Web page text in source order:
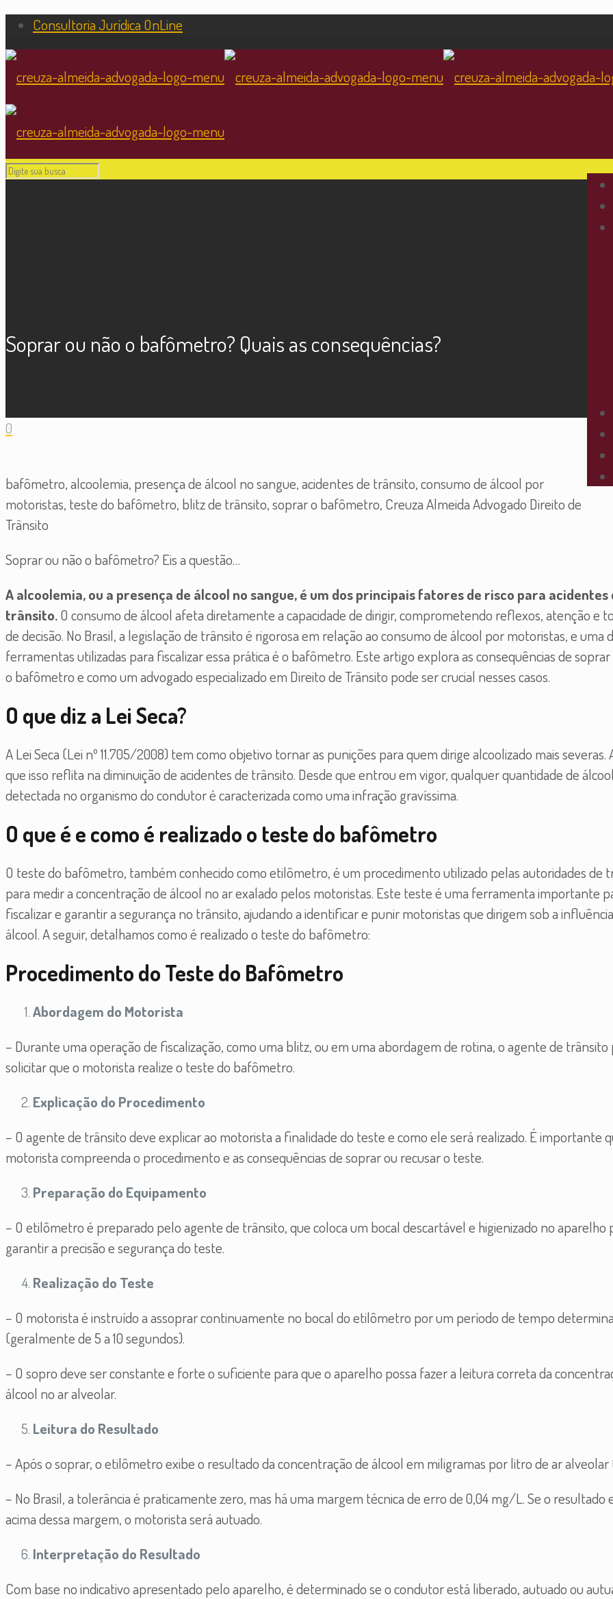
Consultoria Jurídica OnLine
Soprar ou não o bafômetro? Quais as consequências?
0
bafômetro, alcoolemia, presença de álcool no sangue, acidentes de trânsito, consumo de álcool por
motoristas, teste do bafômetro, blitz de trânsito, soprar o bafômetro, Creuza Almeida Advogado Direito de
Trânsito
Soprar ou não o bafômetro? Eis a questão…
A alcoolemia, ou a presença de álcool no sangue, é um dos principais fatores de risco para acidentes
trânsito.O consumo de álcool afeta diretamente a capacidade de dirigir, comprometendo reflexos, atenção e
de decisão. No Brasil, a legislação de trânsito é rigorosa em relação ao consumo de álcool por motoristas, e uma
ferramentas utilizadas para fiscalizar essa prática é o bafômetro. Este artigo explora as consequências de
o bafômetro e como um advogado especializado em Direito de Trânsito pode ser crucial nesses casos.
O que diz a Lei Seca?
A Lei Seca (Lei nº 11.705/2008) tem como objetivo tornar as punições para quem dirige alcoolizado mais severas.
que isso reflita na diminuição de acidentes de trânsito. Desde que entrou em vigor, qualquer quantidade de álcool
detectada no organismo do condutor é caracterizada como uma infração gravíssima.
O que é e como é realizado o teste do bafômetro
O teste do bafômetro, também conhecido como etilômetro, é um procedimento utilizado pelas autoridades de
para medir a concentração de álcool no ar exalado pelos motoristas. Este teste é uma ferramenta importante
fiscalizar e garantir a segurança no trânsito, ajudando a identificar e punir motoristas que dirigem sob a
álcool. A seguir, detalhamos como é realizado o teste do bafômetro:
Procedimento do Teste do Bafômetro
Abordagem do Motorista
– Durante uma operação de fiscalização, como uma blitz, ou em uma abordagem de rotina, o agente de trânsito
solicitar que o motorista realize o teste do bafômetro.
Explicação do Procedimento
– O agente de trânsito deve explicar ao motorista a finalidade do teste e como ele será realizado. É importante
motorista compreenda o procedimento e as consequências de soprar ou recusar o teste.
Preparação do Equipamento
– O etilômetro é preparado pelo agente de trânsito, que coloca um bocal descartável e higienizado no aparelho
garantir a precisão e segurança do teste.
Realização do Teste
– O motorista é instruído a assoprar continuamente no bocal do etilômetro por um período de tempo
(geralmente de 5 a 10 segundos).
– O sopro deve ser constante e forte o suficiente para que o aparelho possa fazer a leitura correta da
álcool no ar alveolar.
Leitura do Resultado
– Após o soprar, o etilômetro exibe o resultado da concentração de álcool em miligramas por litro de ar
– No Brasil, a tolerância é praticamente zero, mas há uma margem técnica de erro de 0,04 mg/L. Se o resultado
acima dessa margem, o motorista será autuado.
Interpretação do Resultado
Com base no indicativo apresentado pelo aparelho, é determinado se o condutor está liberado, autuado ou